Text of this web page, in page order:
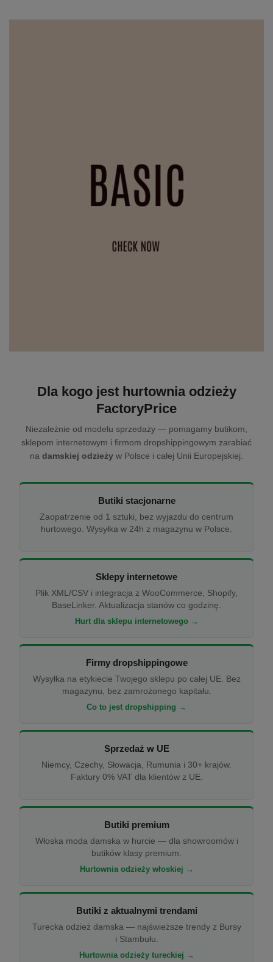
Dla kogo jest hurtownia odzieży
FactoryPrice
Niezależnie od modelu sprzedaży — pomagamy butikom,
sklepom internetowym i firmom dropshippingowym zarabiać
na damskiej odzieży w Polsce i całej Unii Europejskiej.
Butiki stacjonarne
Zaopatrzenie od 1 sztuki, bez wyjazdu do centrum
hurtowego. Wysyłka w 24h z magazynu w Polsce.
Sklepy internetowe
Plik XML/CSV i integracja z WooCommerce, Shopify,
BaseLinker. Aktualizacja stanów co godzinę.
Hurt dla sklepu internetowego →
Firmy dropshippingowe
Wysyłka na etykiecie Twojego sklepu po całej UE. Bez
magazynu, bez zamrożonego kapitału.
Co to jest dropshipping →
Sprzedaż w UE
Niemcy, Czechy, Słowacja, Rumunia i 30+ krajów.
Faktury 0% VAT dla klientów z UE.
Butiki premium
Włoska moda damska w hurcie — dla showroomów i
butików klasy premium.
Hurtownia odzieży włoskiej →
Butiki z aktualnymi trendami
Turecka odzież damska — najświeższe trendy z Bursy
i Stambułu.
Hurtownia odzieży tureckiej →